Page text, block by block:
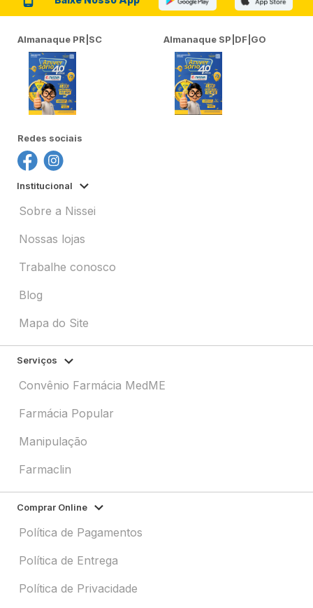
Almanaque PR|SC Almanaque SP|DF|GO
Redes sociais
Institucional
Sobre a Nissei
Nossas lojas
Trabalhe conosco
Blog
Mapa do Site
Serviços
Convênio Farmácia MedME
Farmácia Popular
Manipulação
Farmaclin
Comprar Online
Política de Pagamentos
Política de Entrega
Política de Privacidade